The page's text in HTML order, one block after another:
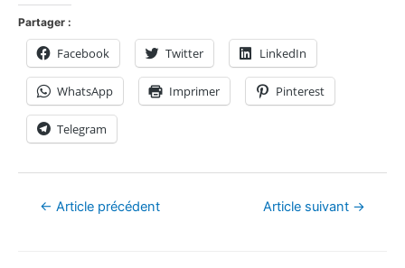
Partager :
Facebook Twitter LinkedIn
WhatsApp Imprimer Pinterest
Telegram
← Article précédent Article suivant →